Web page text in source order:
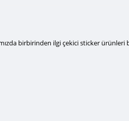
birbirinden ilgi çekici sticker ürünleri